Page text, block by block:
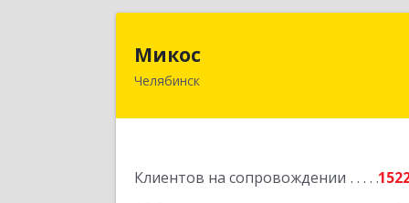
Микос
Челябинск
Клиентов на сопровождении
454126, Челябинская обл, Челябинск г,